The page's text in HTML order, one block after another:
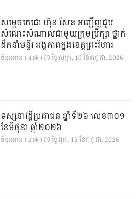
សម្តេចតេជោ ហ៊ុន សែន អញ្ជើញជួប
សំណេះសំណាលជាមួយក្រុមប្រឹក្សា ថ្នាក់
ដឹកនាំមន្ទីរ អង្គភាពក្នុងខេត្តព្រះវិហារ
ចំនួនអាន ( 4.8k ) ថ្ងៃ​សុក្រ, 10 ខែ​កក្កដា, 2026
ទស្សនាវដ្ដីប្រជាជន ឆ្នាំទី២៦ លេខ៣០១
ខែមិថុនា ឆ្នាំ២០២៦
ចំនួនអាន ( 2.8k ) ថ្ងៃ​ពុធ, 15 ខែ​កក្កដា, 2026